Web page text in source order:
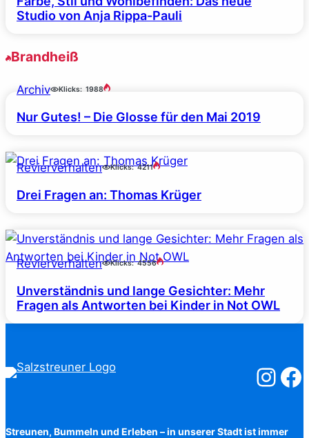
Studio von Anja Rippa-Pauli
Brandheiß
Archiv Klicks: 1988
Nur Gutes! – Die Glosse für den Mai 2019
Revierverhalten Klicks: 4211
Drei Fragen an: Thomas Krüger
Revierverhalten Klicks: 4556
Unverständnis und lange Gesichter: Mehr
Fragen als Antworten bei Kinder in Not OWL
Streunen, Bummeln und Erleben – in unserer Stadt ist immer